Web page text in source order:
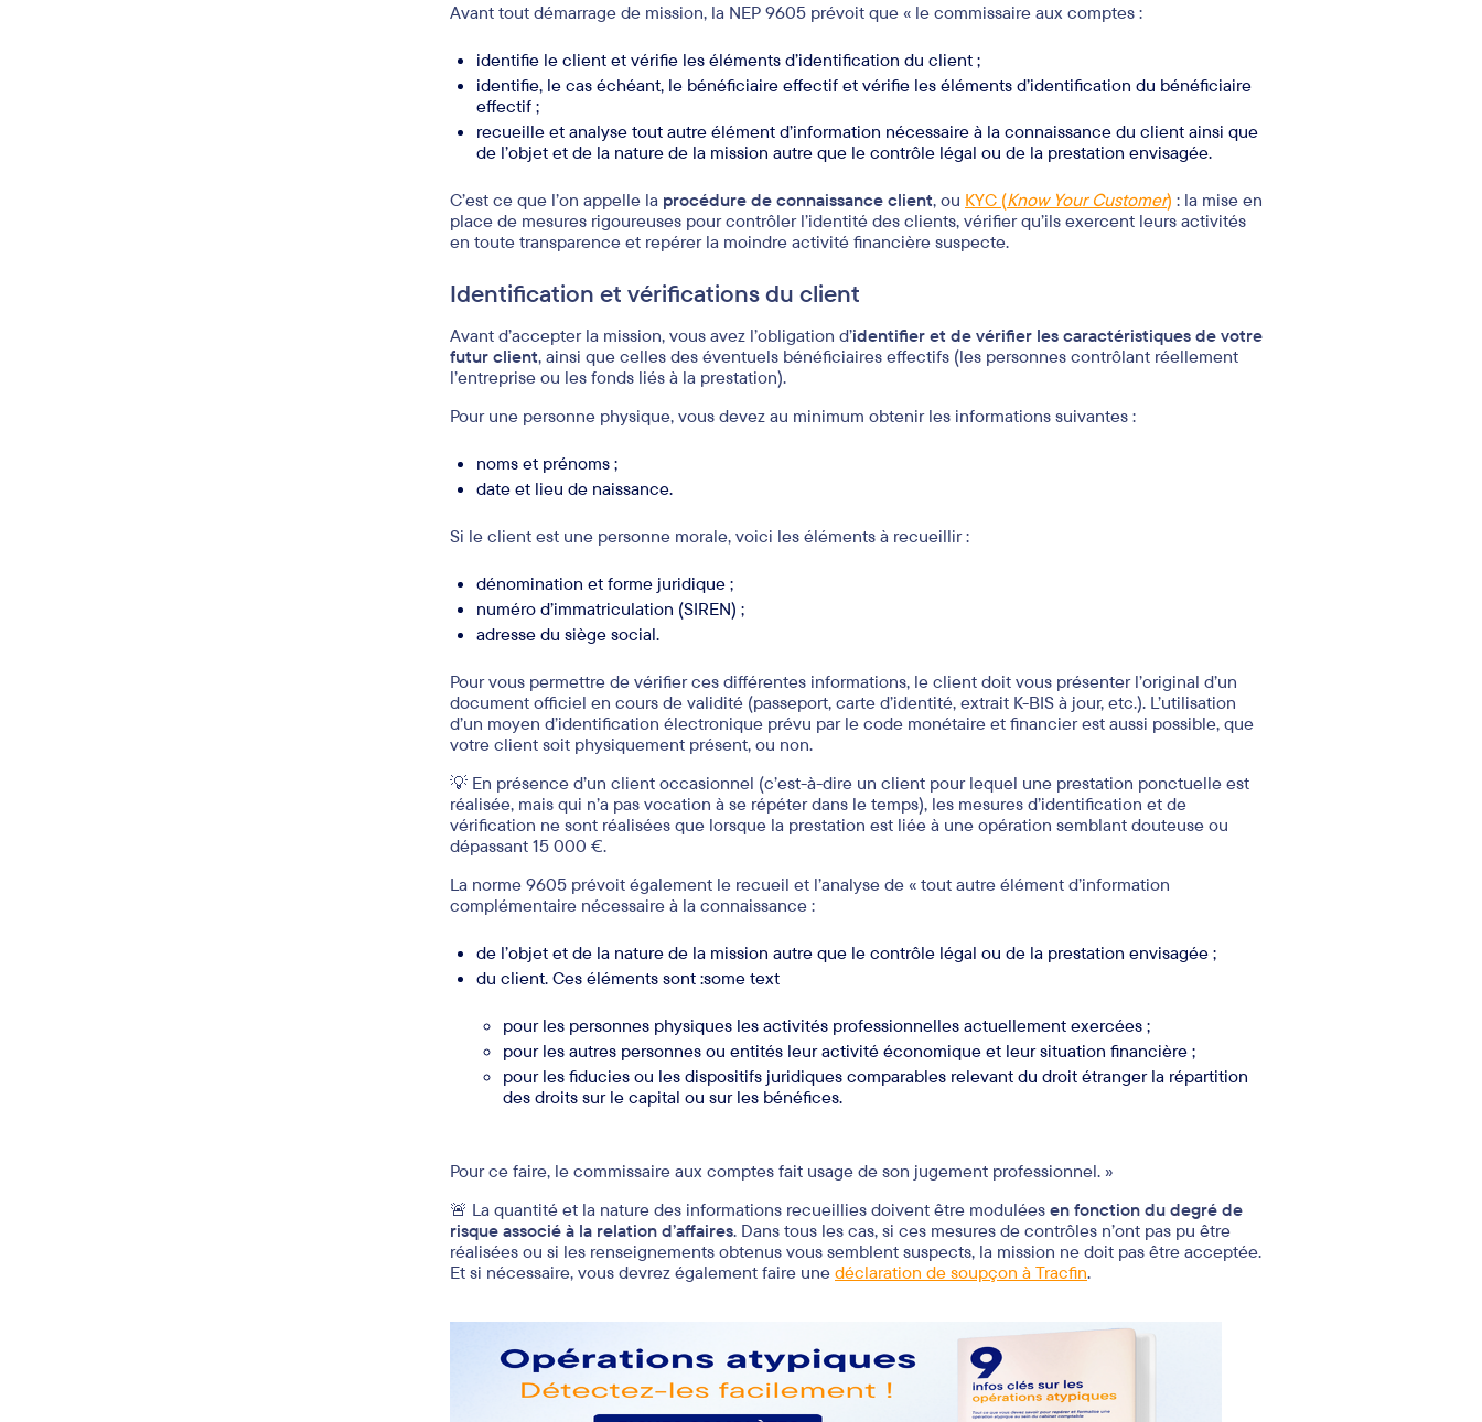
Avant tout démarrage de mission, la NEP 9605 prévoit que « le commissaire aux comptes :
identifie le client et vérifie les éléments d’identification du client ;
identifie, le cas échéant, le bénéficiaire effectif et vérifie les éléments d’identification du bénéficiaire
effectif ;
recueille et analyse tout autre élément d’information nécessaire à la connaissance du client ainsi que
de l’objet et de la nature de la mission autre que le contrôle légal ou de la prestation envisagée.
C’est ce que l’on appelle la procédure de connaissance client, ou KYC (Know Your Customer) : la mise en
place de mesures rigoureuses pour contrôler l’identité des clients, vérifier qu’ils exercent leurs activités
en toute transparence et repérer la moindre activité financière suspecte.
Identification et vérifications du client
Avant d’accepter la mission, vous avez l’obligation d’identifier et de vérifier les caractéristiques de votre
futur client, ainsi que celles des éventuels bénéficiaires effectifs (les personnes contrôlant réellement
l’entreprise ou les fonds liés à la prestation).
Pour une personne physique, vous devez au minimum obtenir les informations suivantes :
noms et prénoms ;
date et lieu de naissance.
Si le client est une personne morale, voici les éléments à recueillir :
dénomination et forme juridique ;
numéro d’immatriculation (SIREN) ;
adresse du siège social.
Pour vous permettre de vérifier ces différentes informations, le client doit vous présenter l’original d’un
document officiel en cours de validité (passeport, carte d’identité, extrait K-BIS à jour, etc.). L’utilisation
d’un moyen d’identification électronique prévu par le code monétaire et financier est aussi possible, que
votre client soit physiquement présent, ou non.
💡 En présence d’un client occasionnel (c’est-à-dire un client pour lequel une prestation ponctuelle est
réalisée, mais qui n’a pas vocation à se répéter dans le temps), les mesures d’identification et de
vérification ne sont réalisées que lorsque la prestation est liée à une opération semblant douteuse ou
dépassant 15 000 €.
La norme 9605 prévoit également le recueil et l’analyse de « tout autre élément d’information
complémentaire nécessaire à la connaissance :
de l’objet et de la nature de la mission autre que le contrôle légal ou de la prestation envisagée ;
du client. Ces éléments sont :some text
pour les personnes physiques les activités professionnelles actuellement exercées ;
pour les autres personnes ou entités leur activité économique et leur situation financière ;
pour les fiducies ou les dispositifs juridiques comparables relevant du droit étranger la répartition
des droits sur le capital ou sur les bénéfices.
Pour ce faire, le commissaire aux comptes fait usage de son jugement professionnel. »
🚨 La quantité et la nature des informations recueillies doivent être modulées en fonction du degré de
risque associé à la relation d’affaires. Dans tous les cas, si ces mesures de contrôles n’ont pas pu être
réalisées ou si les renseignements obtenus vous semblent suspects, la mission ne doit pas être acceptée.
Et si nécessaire, vous devrez également faire une déclaration de soupçon à Tracfin.